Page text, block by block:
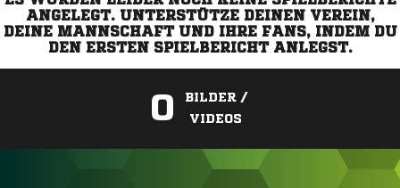
ANGELEGT. UNTERSTÜTZE DEINEN VEREIN,
DEINE MANNSCHAFT UND IHRE FANS, INDEM DU
DEN ERSTEN SPIELBERICHT ANLEGST.
0
BILDER /
VIDEOS